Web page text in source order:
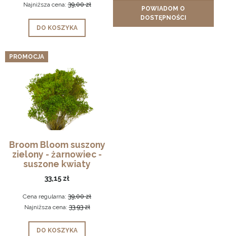
Najniższa cena:39,00 zł
DO KOSZYKA
POWIADOM O
DOSTĘPNOŚCI
Broom Bloom suszony
zielony - żarnowiec -
suszone kwiaty
33,15 zł
Cena regularna:39,00 zł
Najniższa cena:33,93 zł
DO KOSZYKA
PROMOCJA